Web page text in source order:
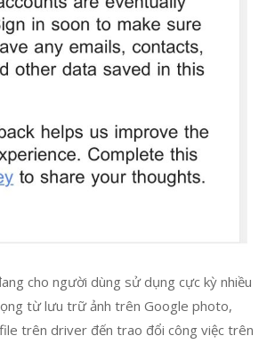
cho người dùng sử dụng cực kỳ nhiều
từ lưu trữ ảnh trên Google photo,
trên driver đến trao đổi công việc trên